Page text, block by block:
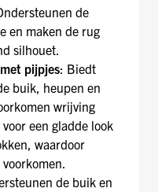
de
en maken de rug
silhouet.
pijpjes: Biedt
buik, heupen en
wrijving
een gladde look
waardoor
de buik en